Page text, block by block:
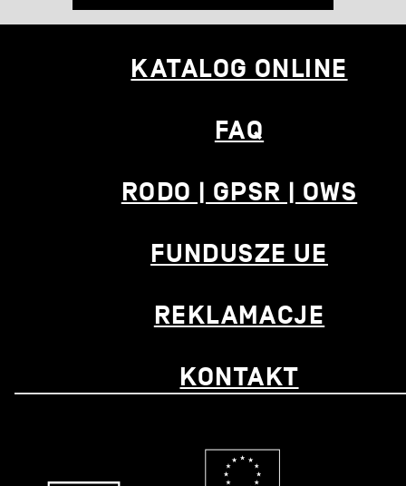
KATALOG ONLINE
FAQ
RODO | GPSR | OWS
FUNDUSZE UE
REKLAMACJE
KONTAKT